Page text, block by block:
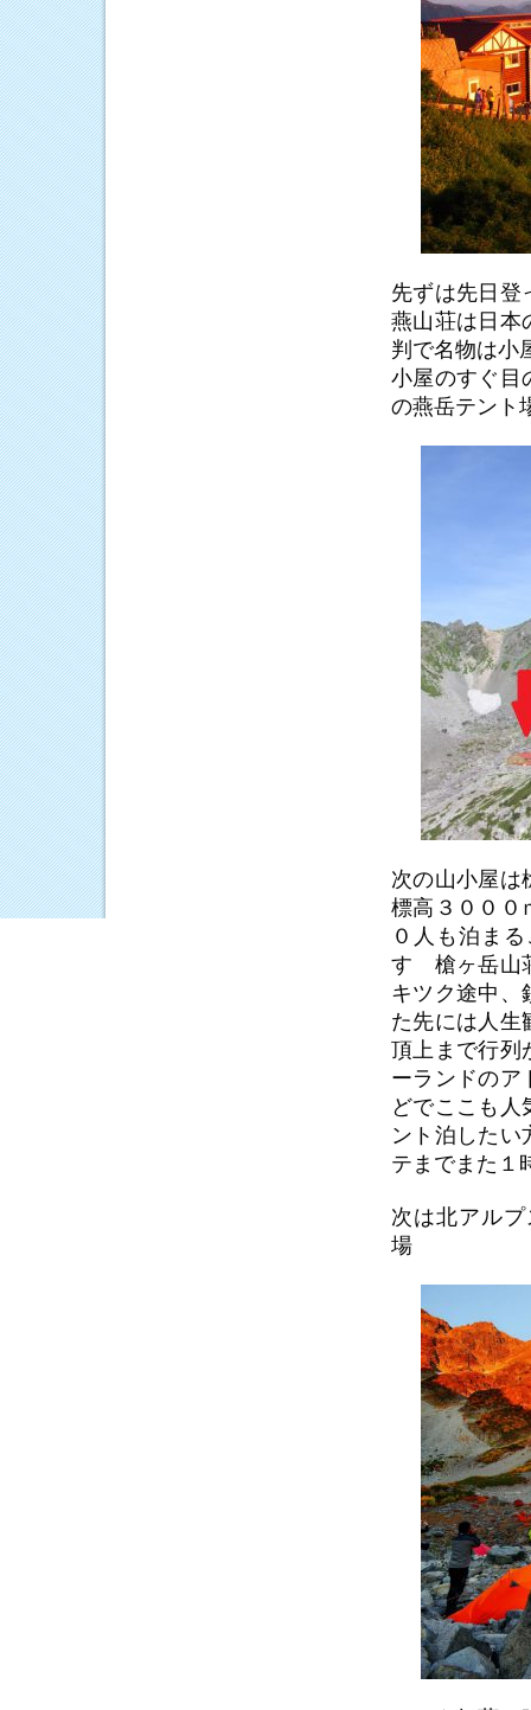
先ずは先日
燕山荘は日本
判で名物は小
小屋のすぐ目
の燕岳テント
次の山小屋は
標高３０００
０人も泊ま
す 槍ヶ岳山
キツク途中、
た先には人生
頂上まで行列
ーランドの
どでここも人
ント泊したい
テまでまた１
次は北アル
場